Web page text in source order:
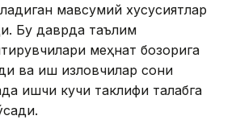
мавсумий хусусиятлар
Бу даврда таълим
меҳнат бозорига
ва иш изловчилар сони
ишчи кучи таклифи талабга